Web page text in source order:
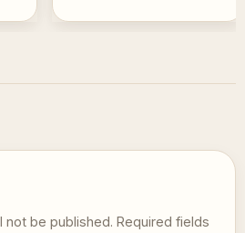
not be published. Required fields